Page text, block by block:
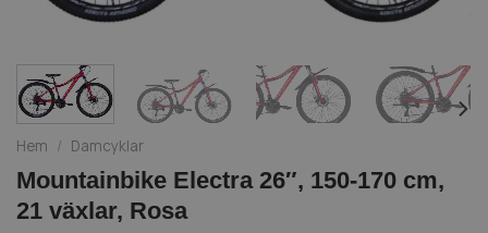
Hem / Damcyklar
Mountainbike Electra 26″, 150-170 cm,
21 växlar, Rosa